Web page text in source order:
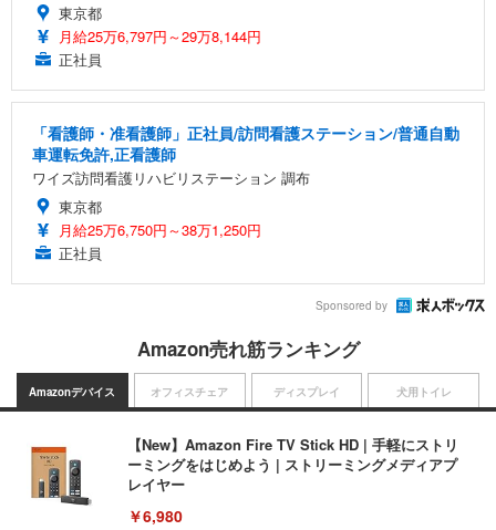
東京都
月給25万6,797円～29万8,144円
正社員
「看護師・准看護師」正社員/訪問看護ステーション/普通自動
車運転免許,正看護師
ワイズ訪問看護リハビリステーション 調布
東京都
月給25万6,750円～38万1,250円
正社員
Sponsored by
Amazon売れ筋ランキング
Amazonデバイス
【New】Amazon Fire TV Stick HD | 手軽にストリ
ーミングをはじめよう | ストリーミングメディアプ
レイヤー
￥6,980
オフィスチェア ディスプレイ 犬用トイレ